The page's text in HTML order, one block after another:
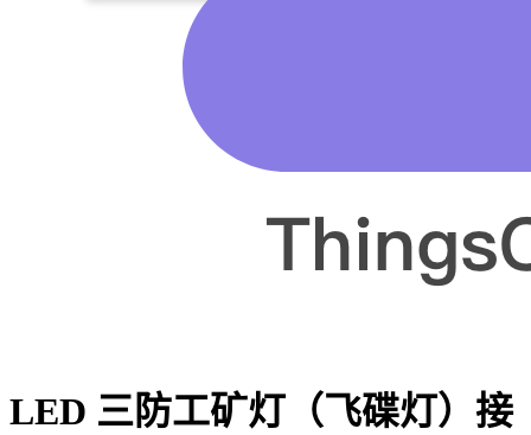
LED 三防工矿灯（飞碟灯） 接